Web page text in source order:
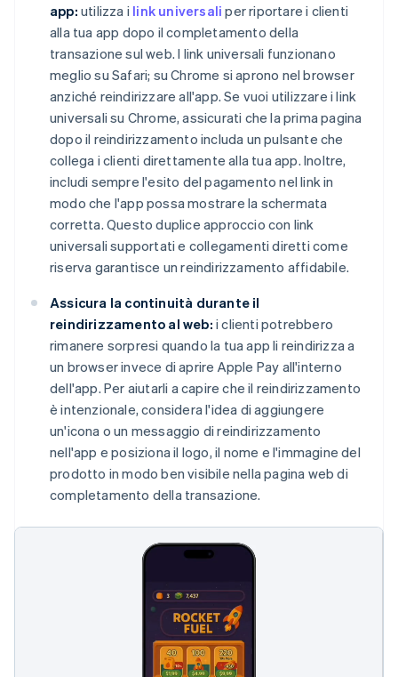
app: utilizza i link universali per riportare i clienti
alla tua app dopo il completamento della
transazione sul web. I link universali funzionano
meglio su Safari; su Chrome si aprono nel browser
anziché reindirizzare all'app. Se vuoi utilizzare i link
universali su Chrome, assicurati che la prima pagina
dopo il reindirizzamento includa un pulsante che
collega i clienti direttamente alla tua app. Inoltre,
includi sempre l'esito del pagamento nel link in
modo che l'app possa mostrare la schermata
corretta. Questo duplice approccio con link
universali supportati e collegamenti diretti come
riserva garantisce un reindirizzamento affidabile.
Assicura la continuità durante il
reindirizzamento al web: i clienti potrebbero
rimanere sorpresi quando la tua app li reindirizza a
un browser invece di aprire Apple Pay all'interno
dell'app. Per aiutarli a capire che il reindirizzamento
è intenzionale, considera l'idea di aggiungere
un'icona o un messaggio di reindirizzamento
nell'app e posiziona il logo, il nome e l'immagine del
prodotto in modo ben visibile nella pagina web di
completamento della transazione.